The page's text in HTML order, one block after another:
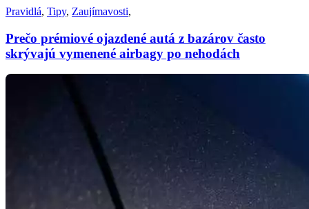
Pravidlá, Tipy, Zaujímavosti,
Prečo prémiové ojazdené autá z bazárov často
skrývajú vymenené airbagy po nehodách